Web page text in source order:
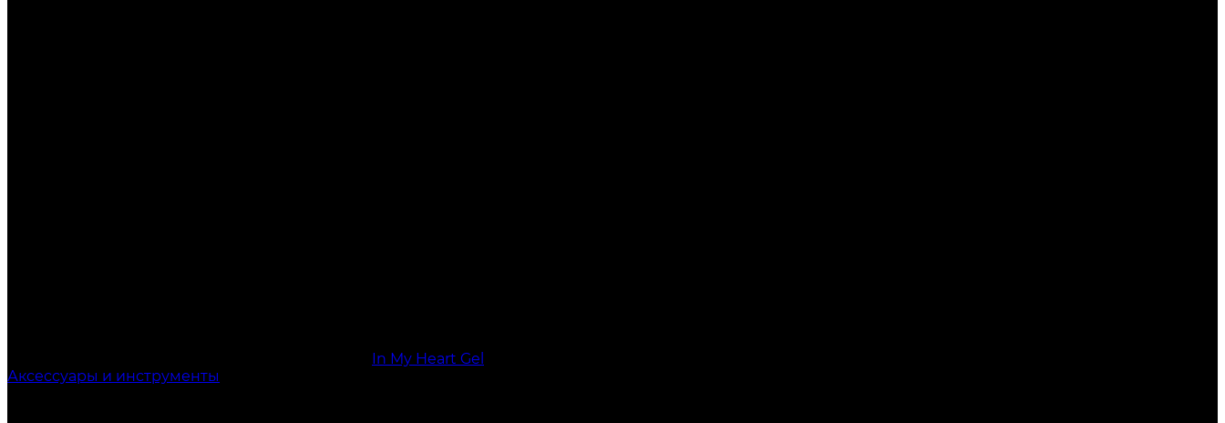
In My Heart Gel
Аксессуары и инструменты